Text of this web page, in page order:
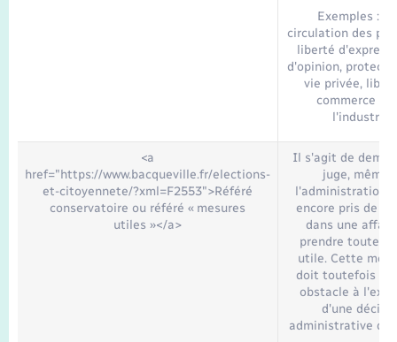
Exemples :
circulation des
liberté
d'opinion,
vie privée,
commerce et
l'industrie.
<a
href="https://www.bacqueville.fr/elections-
et-citoyennete/?xml=F2553">Référé
conservatoire ou référé « mesures
utiles »</a>
Il s'agit de
juge, même
l'administration
encore pris de
dans une
prendre toute
utile. Cette
doit toutefois
obstacle à
d'une
administrative